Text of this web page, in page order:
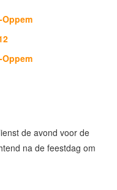
Oppem
Oppem
de avond voor de
na de feestdag om